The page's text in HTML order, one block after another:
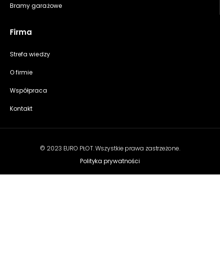
Bramy garażowe
Firma
Strefa wiedzy
O firmie
Współpraca
Kontakt
© 2023 EURO PŁOT. Wszystkie prawa zastrzeżone.
Polityka prywatności